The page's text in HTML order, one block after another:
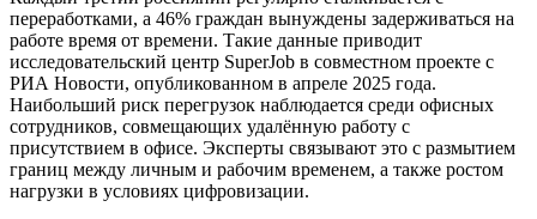
переработками, а 46% граждан вынуждены задерживаться на
работе время от времени. Такие данные приводит
исследовательский центр SuperJob в совместном проекте с
РИА Новости, опубликованном в апреле 2025 года.
Наибольший риск перегрузок наблюдается среди офисных
сотрудников, совмещающих удалённую работу с
присутствием в офисе. Эксперты связывают это с размытием
границ между личным и рабочим временем, а также ростом
нагрузки в условиях цифровизации.